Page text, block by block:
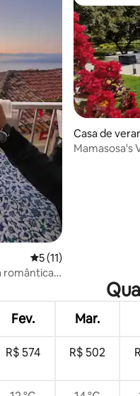
5 de uma avaliação
5 (11)
romântica
Casa de
menica
Mamasosa's
Fev. Mar.
R$ 574 R$ 502